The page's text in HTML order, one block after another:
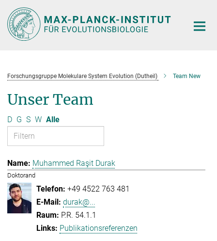
Hauptinhalt
Forschungsgruppe Molekulare System Evolution (Dutheil) Team New
Unser Team
D G S W Alle
Muhammed Raşit Durak
Doktorand
+49 4522 763 481
durak@...
P.R. 54.1.1
Publikationsreferenzen